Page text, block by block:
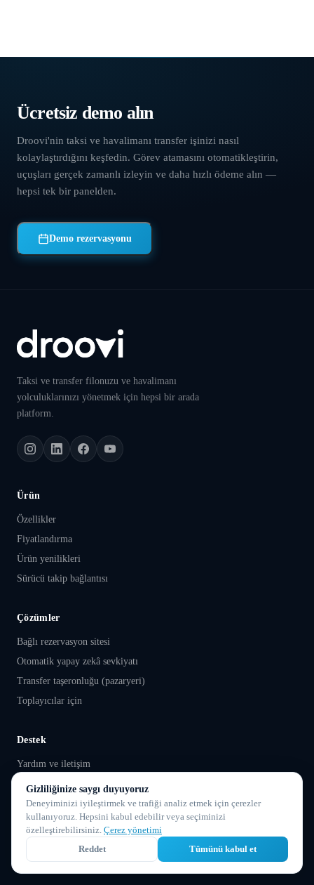
Ücretsiz demo alın
Droovi'nin taksi ve havalimanı transfer işinizi nasıl
kolaylaştırdığını keşfedin. Görev atamasını otomatikleştirin,
uçuşları gerçek zamanlı izleyin ve daha hızlı ödeme alın —
hepsi tek bir panelden.
Demo rezervasyonu
Taksi ve transfer filonuzu ve havalimanı
yolculuklarınızı yönetmek için hepsi bir arada
platform.
Ürün
Özellikler
Fiyatlandırma
Ürün yenilikleri
Sürücü takip bağlantısı
Çözümler
Bağlı rezervasyon sitesi
Otomatik yapay zekâ sevkiyatı
Transfer taşeronluğu (pazaryeri)
Toplayıcılar için
Destek
Yardım ve iletişim
Genel satış koşulları
Kullanım koşulları
Gizlilik politikası
Yasal bildirim
Çerez yönetimi
Gizliliğinize saygı duyuyoruz
Deneyiminizi iyileştirmek ve trafiği analiz etmek için çerezler
kullanıyoruz. Hepsini kabul edebilir veya seçiminizi
özelleştirebilirsiniz. Çerez yönetimi
Reddet
Tümünü kabul et